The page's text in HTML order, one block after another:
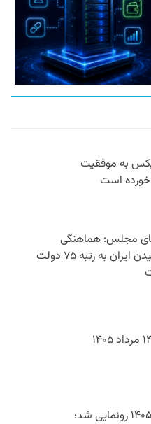
به موفقیت
است
مجلس: هماهنگی
نهادی شرط رسیدن ایران به رتبه ۷۵ دولت
پوستر الکامپ ۱۴۰۵ رونمایی شد؛